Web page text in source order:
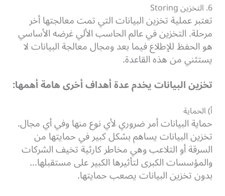
6. التخزين Storing
تعتبر عملية تخزين البيانات التي تمت معالجتها أخر
مرحلة. التخزين في عالم الحاسب الألي غرضه الأساسي
هو الحفظ للإطلاع فيما بعد ومجال معالجة البيانات لا
يستثني من هذه القاعدة.
تخزين البيانات يخدم عدة أهداف أخرى هامة أهمها:
أ) الحماية
حماية البيانات أمر ضروري لأي نوع منها وفي أي مجال.
تخزين البيانات يساهم بشكل كبير في حمايتها من
السرقة أو التلاعب وهي مخاطر كارثية تخيف الشركات
والمؤسسات الكبرى لتأثيرها الكبير على مستقبلها…
بدون تخزين البيانات يصعب حمايتها.